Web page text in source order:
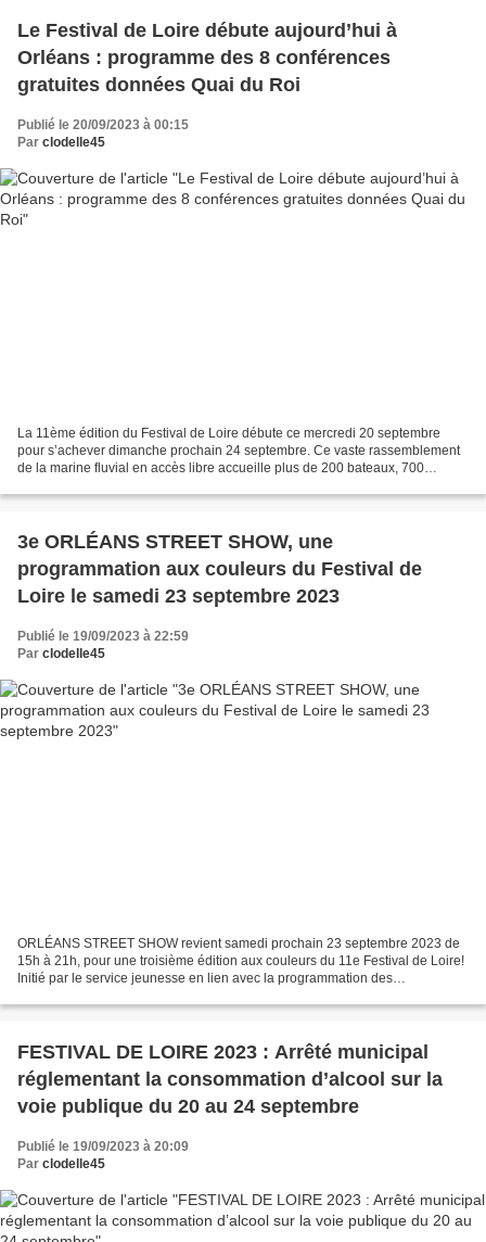
Le Festival de Loire débute aujourd’hui à
Orléans : programme des 8 conférences
gratuites données Quai du Roi
Publié le 20/09/2023 à 00:15
Par clodelle45
La 11ème édition du Festival de Loire débute ce mercredi 20 septembre
pour s’achever dimanche prochain 24 septembre. Ce vaste rassemblement
de la marine fluvial en accès libre accueille plus de 200 bateaux, 700
3e ORLÉANS STREET SHOW, une
programmation aux couleurs du Festival de
Loire le samedi 23 septembre 2023
Publié le 19/09/2023 à 22:59
Par clodelle45
ORLÉANS STREET SHOW revient samedi prochain 23 septembre 2023 de
15h à 21h, pour une troisième édition aux couleurs du 11e Festival de Loire!
Initié par le service jeunesse en lien avec la programmation des
FESTIVAL DE LOIRE 2023 : Arrêté municipal
réglementant la consommation d’alcool sur la
voie publique du 20 au 24 septembre
Publié le 19/09/2023 à 20:09
Par clodelle45